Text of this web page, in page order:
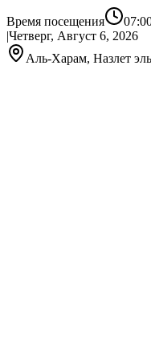
Время посещения
|Четверг, Август 6, 2026
Аль-Харам, Назлет